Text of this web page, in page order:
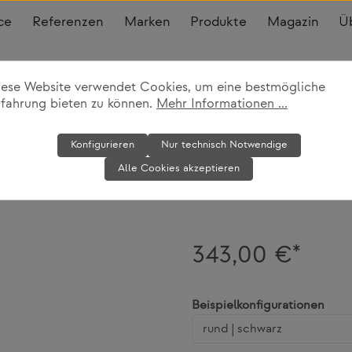
Referenzen Marken Produkte Magazin
343,00 €*
Beispielkonfigurationen
Website verwendet Cookies, um eine bestmögliche
bieten zu können. Mehr Informationen ...
Nur technisch Notwendige
Konfigurieren
Alle Cookies akzeptieren